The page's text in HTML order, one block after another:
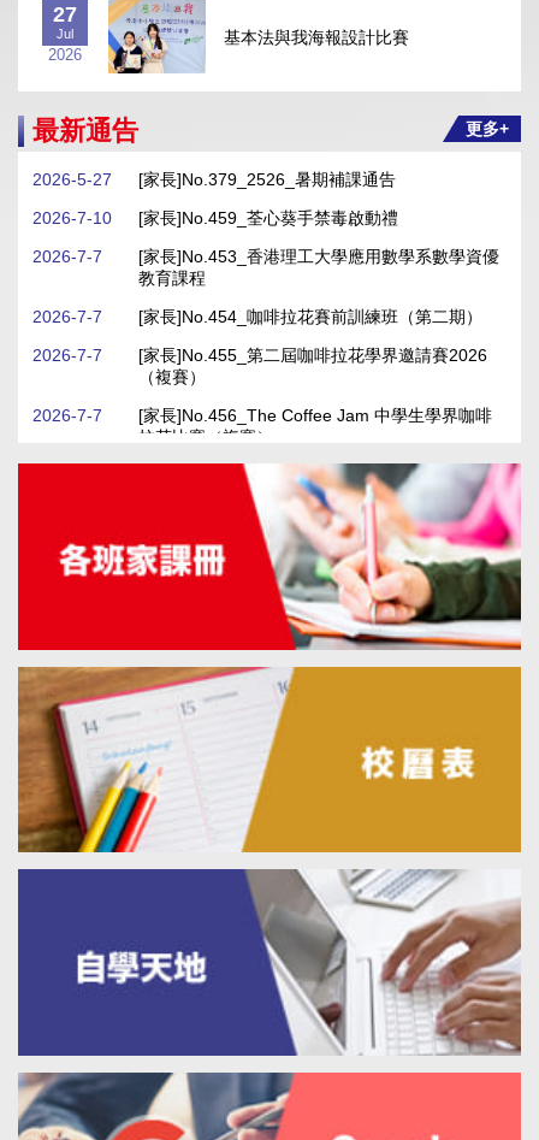
2026-8-4
暑期創意寫作班
2026-7-27
第三屆香港價值觀教育中小學硬筆書法比賽頒獎禮
2026-7-27
未來銀行家・職涯升呢路線圖：FinTech / AI 體驗
2026-7-27
27
Jul
2026
基本法與我海報設計比賽
27
Jul
24
愛國教育： 「國潮解碼」計劃：西安
24
第二屆棉紡繁星盃咖啡拉花邀請賽
9
Jul
2026
第78屆香港學校音樂節
最新通告
2026-5-27
[家長]No.379_2526_暑期補課通告
2026-7-10
[家長]No.459_荃心葵手禁毒啟動禮
2026-7-7
[家長]No.453_香港理工大學應用數學系數學資優
教育課程
2026-7-7
[家長]No.454_咖啡拉花賽前訓練班（第二期）
2026-7-7
[家長]No.455_第二屆咖啡拉花學界邀請賽2026
（複賽）
2026-7-7
[家長]No.456_The Coffee Jam 中學生學界咖啡
拉花比賽（複賽）
[家長]No.457_第二屆咖啡拉花學界邀請賽2026
[家長]No.451_2526中國歷史_補課
更多+